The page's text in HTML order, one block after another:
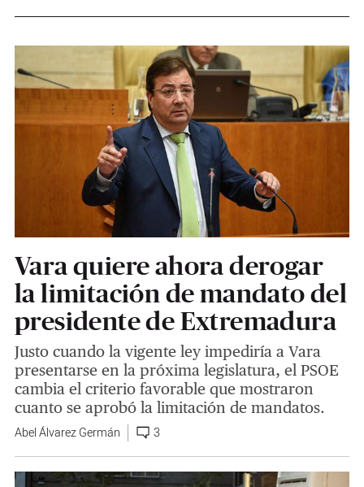
Vara quiere ahora derogar
la limitación de mandato del
presidente de Extremadura
Justo cuando la vigente ley impediría a Vara
presentarse en la próxima legislatura, el PSOE
cambia el criterio favorable que mostraron
cuanto se aprobó la limitación de mandatos.
Abel Álvarez Germán 3